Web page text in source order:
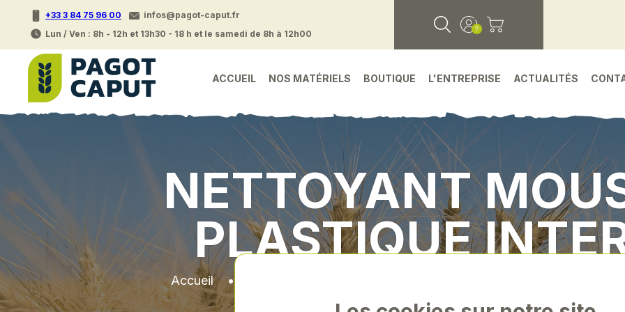
+33 3 84 75 96 00
infos@pagot-caput.fr
Lun / Ven : 8h - 12h et 13h30 - 18 h et le samedi de 8h à 12h00
ACCUEIL NOS MATÉRIELS BOUTIQUE L'ENTREPRISE ACTUALITÉS
NETTOYANT
PLASTIQUE
Accueil• Nettoyant